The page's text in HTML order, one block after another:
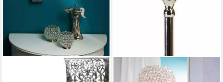
OTTO HOME
Kerzenständer Kristall